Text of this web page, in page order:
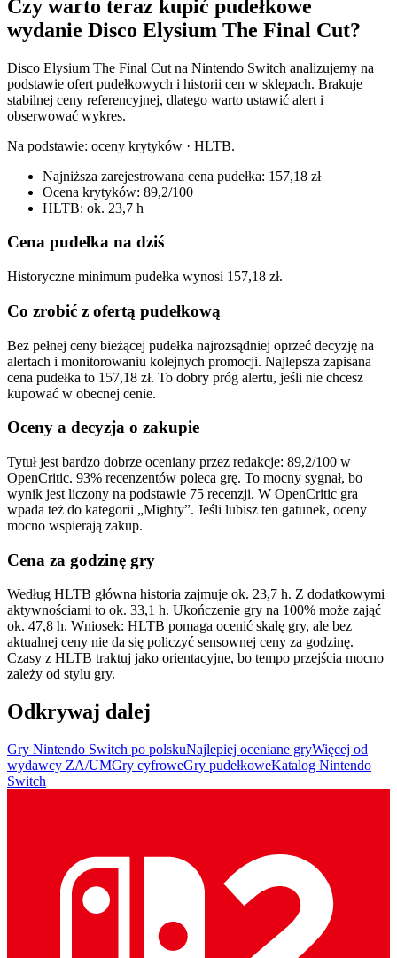
Czy warto teraz kupić pudełkowe
wydanie Disco Elysium The Final Cut?
Disco Elysium The Final Cut na Nintendo Switch analizujemy na
podstawie ofert pudełkowych i historii cen w sklepach. Brakuje
stabilnej ceny referencyjnej, dlatego warto ustawić alert i
obserwować wykres.
Na podstawie: oceny krytyków · HLTB.
Najniższa zarejestrowana cena pudełka: 157,18 zł
Ocena krytyków: 89,2/100
HLTB: ok. 23,7 h
Cena pudełka na dziś
Historyczne minimum pudełka wynosi 157,18 zł.
Co zrobić z ofertą pudełkową
Bez pełnej ceny bieżącej pudełka najrozsądniej oprzeć decyzję na
alertach i monitorowaniu kolejnych promocji. Najlepsza zapisana
cena pudełka to 157,18 zł. To dobry próg alertu, jeśli nie chcesz
kupować w obecnej cenie.
Oceny a decyzja o zakupie
Tytuł jest bardzo dobrze oceniany przez redakcje: 89,2/100 w
OpenCritic. 93% recenzentów poleca grę. To mocny sygnał, bo
wynik jest liczony na podstawie 75 recenzji. W OpenCritic gra
wpada też do kategorii „Mighty”. Jeśli lubisz ten gatunek, oceny
mocno wspierają zakup.
Cena za godzinę gry
Według HLTB główna historia zajmuje ok. 23,7 h. Z dodatkowymi
aktywnościami to ok. 33,1 h. Ukończenie gry na 100% może zająć
ok. 47,8 h. Wniosek: HLTB pomaga ocenić skalę gry, ale bez
aktualnej ceny nie da się policzyć sensownej ceny za godzinę.
Czasy z HLTB traktuj jako orientacyjne, bo tempo przejścia mocno
zależy od stylu gry.
Odkrywaj dalej
Gry Nintendo Switch po polskuNajlepiej oceniane gryWięcej od
wydawcy ZA/UMGry cyfroweGry pudełkoweKatalog Nintendo
Switch